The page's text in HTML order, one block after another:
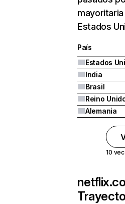
Estados
País
India
Brasil
Reino
Alemania
10